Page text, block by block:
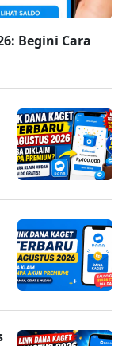
Begini Cara